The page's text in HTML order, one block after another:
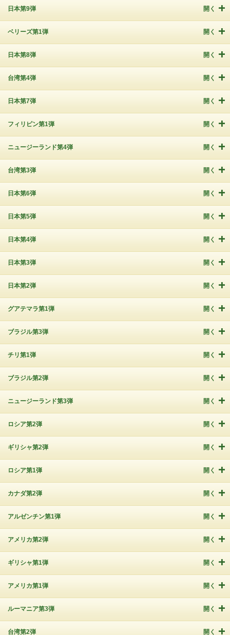
日本第9弾 開く
ベリーズ第1弾 開く
日本第8弾 開く
台湾第4弾 開く
日本第7弾 開く
フィリピン第1弾 開く
ニュージーランド第4弾 開く
台湾第3弾 開く
日本第6弾 開く
日本第5弾 開く
日本第4弾 開く
日本第3弾 開く
日本第2弾 開く
グアテマラ第1弾 開く
ブラジル第3弾 開く
チリ第1弾 開く
ブラジル第2弾 開く
ニュージーランド第3弾 開く
ロシア第2弾 開く
ギリシャ第2弾 開く
ロシア第1弾 開く
カナダ第2弾 開く
アルゼンチン第1弾 開く
アメリカ第2弾 開く
ギリシャ第1弾 開く
アメリカ第1弾 開く
ルーマニア第3弾 開く
台湾第2弾 開く